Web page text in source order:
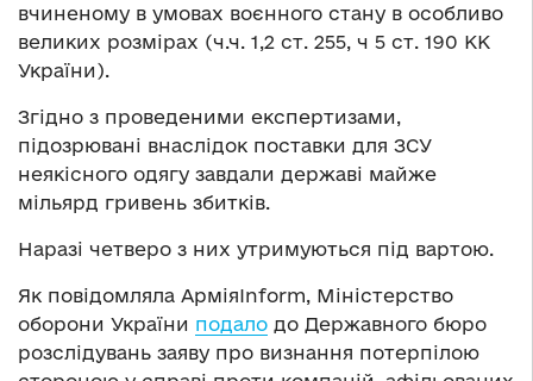
вчиненому в умовах воєнного стану в особливо
великих розмірах (ч.ч. 1,2 ст. 255, ч 5 ст. 190 КК
України).
Згідно з проведеними експертизами,
підозрювані внаслідок поставки для ЗСУ
неякісного одягу завдали державі майже
мільярд гривень збитків.
Наразі четверо з них утримуються під вартою.
Як повідомляла АрміяInform, Міністерство
оборони України подало до Державного бюро
розслідувань заяву про визнання потерпілою